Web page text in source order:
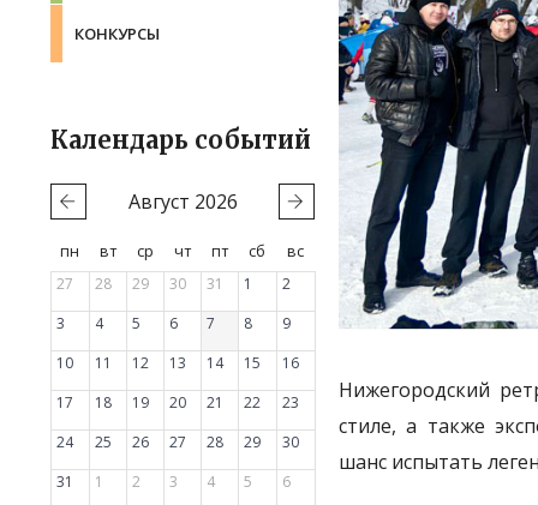
КОНКУРСЫ
Календарь событий
Август 2026
пн вт ср чт пт сб
вс
27
28 29 30 31 1
2
3
4 5 6 7 8
9
10
11 12 13 14 15
16
17
18 19 20 21 22
23
24
25 26 27 28 29
30
31
1 2 3 4 5 6
Нижегородский
стиле, а также
шанс испытать